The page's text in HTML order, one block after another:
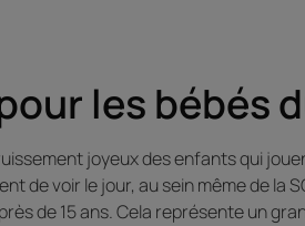
les bébés
joyeux des enfants qui
de voir le jour, au sein même de la
de 15 ans. Cela représente un